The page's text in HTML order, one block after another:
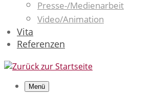
Presse-/Medienarbeit
Video/Animation
Vita
Referenzen
Menü